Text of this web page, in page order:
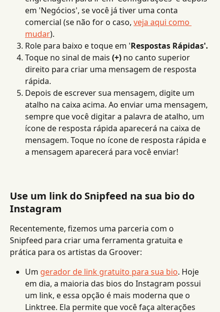
em 'Negócios', se você já tiver uma conta
comercial (se não for o caso, veja aqui como
mudar).
Role para baixo e toque em 'Respostas Rápidas'.
Toque no sinal de mais (+) no canto superior
direito para criar uma mensagem de resposta
rápida.
Depois de escrever sua mensagem, digite um
atalho na caixa acima. Ao enviar uma mensagem,
sempre que você digitar a palavra de atalho, um
ícone de resposta rápida aparecerá na caixa de
mensagem. Toque no ícone de resposta rápida e
a mensagem aparecerá para você enviar!
Use um link do Snipfeed na sua bio do
Instagram
Recentemente, fizemos uma parceria com o
Snipfeed para criar uma ferramenta gratuita e
prática para os artistas da Groover:
Um gerador de link gratuito para sua bio. Hoje
em dia, a maioria das bios do Instagram possui
um link, e essa opção é mais moderna que o
Linktree. Ela permite que você faça alterações